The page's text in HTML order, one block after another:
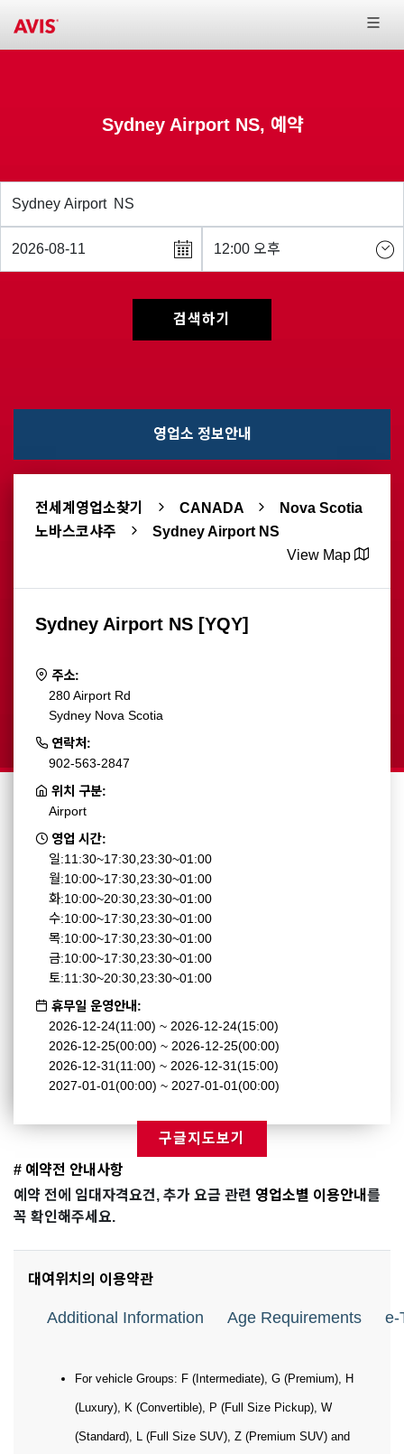
Sydney Airport NS, 예약
검색하기
영업소 정보안내
전세계영업소찾기 CANADA
Nova Scotia
노바스코샤주
Sydney Airport NS
View Map
Sydney Airport NS [YQY]
주소:
280 Airport Rd
Sydney Nova Scotia
연락처:
902-563-2847
위치 구분:
Airport
영업 시간:
일:11:30~17:30,23:30~01:00
월:10:00~17:30,23:30~01:00
화:10:00~20:30,23:30~01:00
수:10:00~17:30,23:30~01:00
목:10:00~17:30,23:30~01:00
금:10:00~17:30,23:30~01:00
토:11:30~20:30,23:30~01:00
휴무일 운영안내:
2026-12-24(11:00) ~ 2026-12-24(15:00)
2026-12-25(00:00) ~ 2026-12-25(00:00)
2026-12-31(11:00) ~ 2026-12-31(15:00)
2027-01-01(00:00) ~ 2027-01-01(00:00)
구글지도보기
# 예약전 안내사항
예약 전에 임대자격요건, 추가 요금 관련 영업소별 이용안내 를
꼭 확인해주세요.
대여위치의 이용약관
Additional Information Age Requirements e-
For vehicle Groups: F (Intermediate), G (Premium), H
(Luxury), K (Convertible), P (Full Size Pickup), W
(Standard), L (Full Size SUV), Z (Premium SUV) and